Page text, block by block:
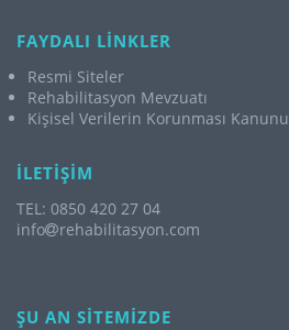
FAYDALI LİNKLER
Resmi Siteler
Rehabilitasyon Mevzuatı
Kişisel Verilerin Korunması Kanunu
İLETİŞİM
TEL: 0850 420 27 04
info
rehabilitasyon.com
ŞU AN SİTEMİZDE